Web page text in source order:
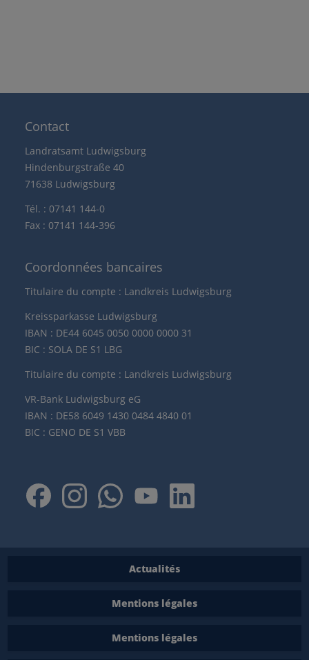
Contact
Landratsamt Ludwigsburg
Hindenburgstraße 40
71638 Ludwigsburg
Tél. : 07141 144-0
Fax : 07141 144-396
Coordonnées bancaires
Titulaire du compte : Landkreis Ludwigsburg
Kreissparkasse Ludwigsburg
IBAN : DE44 6045 0050 0000 0000 31
BIC : SOLA DE S1 LBG
Titulaire du compte : Landkreis Ludwigsburg
VR-Bank Ludwigsburg eG
IBAN : DE58 6049 1430 0484 4840 01
BIC : GENO DE S1 VBB
Actualités
Mentions légales
Mentions légales